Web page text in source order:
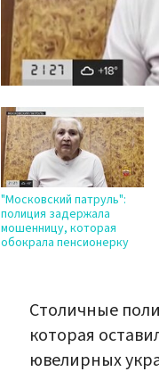
"Московский патруль":
полиция задержала
мошенницу, которая
обокрала пенсионерку
Столичные
которая
ювелирных